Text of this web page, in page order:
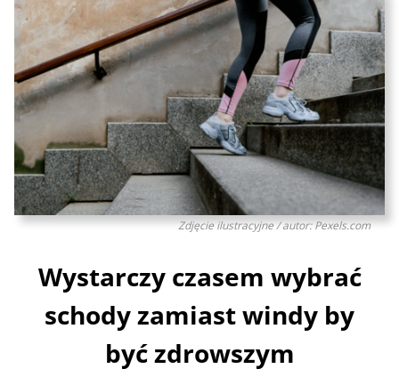
Zdjęcie ilustracyjne / autor: Pexels.com
Wystarczy czasem wybrać
schody zamiast windy by
być zdrowszym